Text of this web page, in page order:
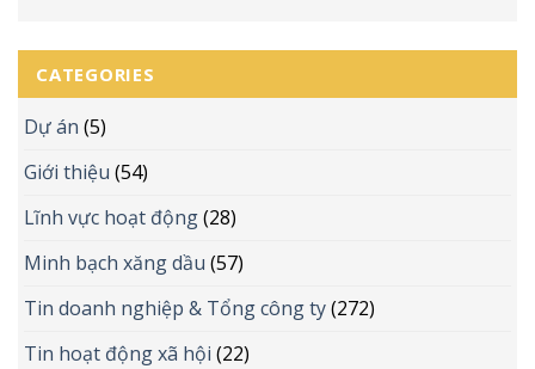
CATEGORIES
Dự án (5)
Giới thiệu (54)
Lĩnh vực hoạt động(28)
Minh bạch xăng dầu (57)
Tin doanh nghiệp & Tổng công ty(272)
Tin hoạt động xã hội (22)